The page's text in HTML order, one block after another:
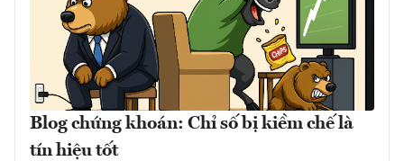
Blog chứng khoán: Chỉ số bị kiềm chế là
tín hiệu tốt